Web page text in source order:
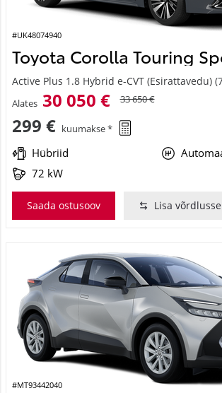
#UK48074940
Toyota Corolla Touring
Active Plus 1.8 Hybrid e-CVT (Esirattavedu)
Alates 30 050 € 33 650 €
299 € kuumakse *
Hübriid
72 kW
Saada ostusoov Lisa võrdlusse
#MT93442040